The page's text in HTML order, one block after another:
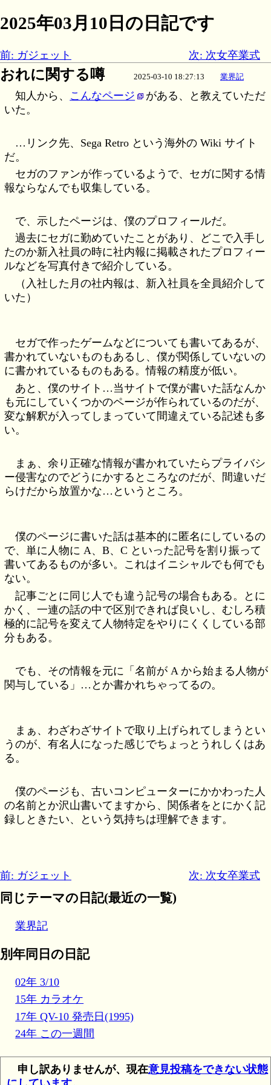
2025年03月10日の日記です
前: ガジェット 次: 次女卒業式
おれに関する噂 2025-03-10 18:27:13 業界記
知人から、 こんなページ
がある、と教えていただ
いた。
…リンク先、Sega Retro という海外の Wiki サイト
だ。
セガのファンが作っているようで、セガに関する情
報ならなんでも収集している。
で、示したページは、僕のプロフィールだ。
過去にセガに勤めていたことがあり、どこで入手し
たのか新入社員の時に社内報に掲載されたプロフィー
ルなどを写真付きで紹介している。
（入社した月の社内報は、新入社員を全員紹介して
いた）
セガで作ったゲームなどについても書いてあるが、
書かれていないものもあるし、僕が関係していないの
に書かれているものもある。情報の精度が低い。
あと、僕のサイト…当サイトで僕が書いた話なんか
も元にしていくつかのページが作られているのだが、
変な解釈が入ってしまっていて間違えている記述も多
い。
まぁ、余り正確な情報が書かれていたらプライバシ
ー侵害なのでどうにかするところなのだが、間違いだ
らけだから放置かな…というところ。
僕のページに書いた話は基本的に匿名にしているの
で、単に人物に A、B、C といった記号を割り振って
書いてあるものが多い。これはイニシャルでも何でも
ない。
記事ごとに同じ人でも違う記号の場合もある。とに
かく、一連の話の中で区別できれば良いし、むしろ積
極的に記号を変えて人物特定をやりにくくしている部
分もある。
でも、その情報を元に「名前が A から始まる人物が
関与している」…とか書かれちゃってるの。
まぁ、わざわざサイトで取り上げられてしまうとい
うのが、有名人になった感じでちょっとうれしくはあ
る。
僕のページも、古いコンピューターにかかわった人
の名前とか沢山書いてますから、関係者をとにかく記
録しときたい、という気持ちは理解できます。
前: ガジェット 次: 次女卒業式
同じテーマの日記(最近の一覧)
業界記
別年同日の日記
02年 3/10
15年 カラオケ
17年 QV-10 発売日(1995)
24年 この一週間
申し訳ありませんが、現在意見投稿をできない状態